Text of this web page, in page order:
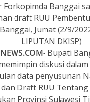
Forkopimda Banggai
draft RUU
Jumat (2/9/
LIPUTAN DKISP)
Bupati
diskusi
data penyusunan
Draft RUU Tentang
Provinsi Sulawesi